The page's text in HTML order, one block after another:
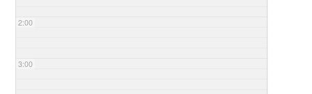
2:00
3:00